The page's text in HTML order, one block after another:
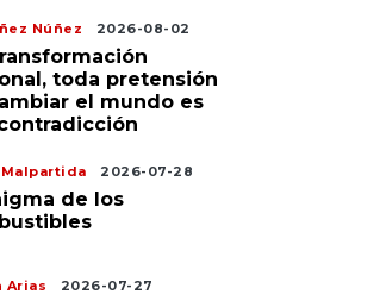
Núñez 2026-08-02
toda pretensión
el mundo es
2026-07-28
de los
Arias 2026-07-27